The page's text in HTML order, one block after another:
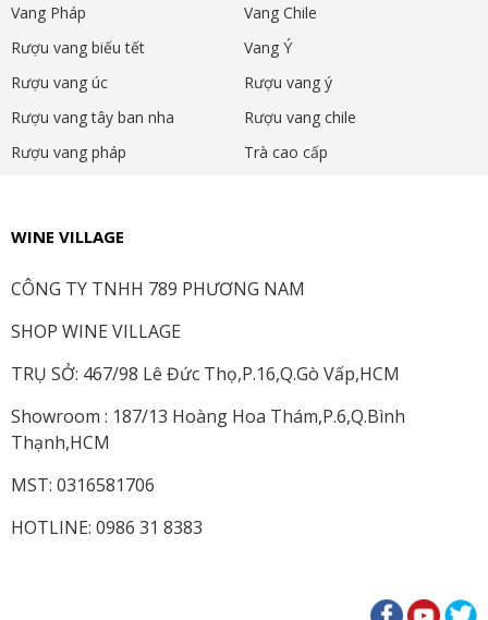
Vang Pháp
Vang Chile
Rượu vang biếu tết
Vang Ý
Rượu vang úc
Rượu vang ý
Rượu vang tây ban nha
Rượu vang chile
Rượu vang pháp
Trà cao cấp
WINE VILLAGE
CÔNG TY TNHH 789 PHƯƠNG NAM
SHOP WINE VILLAGE
TRỤ SỞ: 467/98 Lê Đức Thọ,P.16,Q.Gò Vấp,HCM
Showroom : 187/13 Hoàng Hoa Thám,P.6,Q.Bình
Thạnh,HCM
MST: 0316581706
HOTLINE: 0986 31 8383